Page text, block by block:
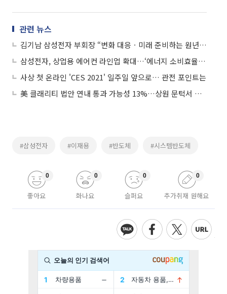
관련 뉴스
김기남 삼성전자 부회장 “변화 대응ㆍ미래 준비하는 원년으로”
삼성전자, 상업용 에어컨 라인업 확대…‘에너지 소비효율 1등급’ 중점
사상 첫 온라인 'CES 2021' 일주일 앞으로… 관전 포인트는
美 클래리티 법안 연내 통과 가능성 13%…상원 문턱서 제동
#삼성전자 #이재용 #반도체 #시스템반도체
좋아요
0
화나요
0
슬퍼요
0
추가취재 원해요
0